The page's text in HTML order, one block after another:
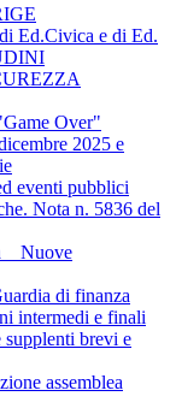
Ed.Civica e di Ed.
Over"
2025 e
eventi pubblici
Nota n. 5836 del
_ Nuove
di finanza
intermedi e finali
brevi e
assemblea